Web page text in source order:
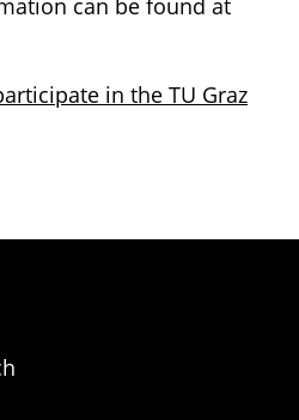
can be found at
in the TU Graz